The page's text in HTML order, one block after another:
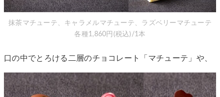
抹茶マチューテ、キャラメルマチューテ、ラズベリーマチューテ
各種1,860円(税込)/1本
口の中でとろける二層のチョコレート「マチューテ」や、